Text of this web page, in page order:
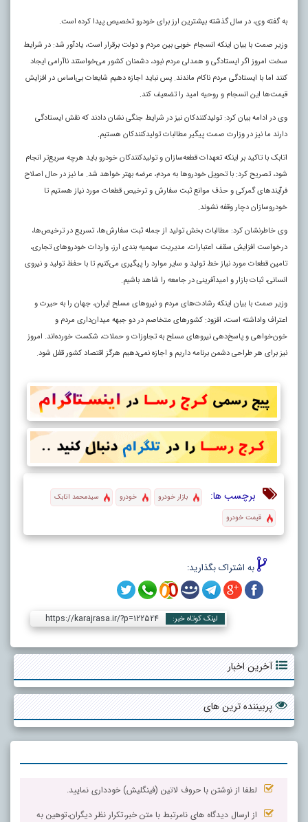
به گفته وی، در سال گذشته بیشترین ارز برای خودرو تخصیص پیدا کرده است.
وزیر صمت با بیان اینکه انسجام خوبی بین مردم و دولت برقرار است، یادآور شد: در شرایط
سخت امروز اگر ایستادگی و همدلی مردم نبود، دشمنان کشور می‌خواستند ناآرامی ایجاد
کنند اما با ایستادگی مردم ناکام ماندند. پس نباید اجازه دهیم شایعات بی‌اساس در افزایش
قیمت‌ها این انسجام و روحیه امید را تضعیف کند.
وی در ادامه بیان کرد: تولیدکنندکان نیز در شرایط جنگی نشان دادند که نقش ایستادگی
دارند ما نیز در وزارت صمت پیگیر مطالبات تولیدکنندکان هستیم.
اتابک با تاکید بر اینکه تعهدات قطعه‌سازان و تولیدکنندکان خودرو باید هرچه سریع‌تر انجام
شود، تصریح کرد: با تحویل خودروها به مردم، عرضه بهتر خواهد شد. ما نیز در حال اصلاح
فرآیندهای گمرکی و حذف موانع ثبت سفارش و ترخیص قطعات مورد نیاز هستیم تا
خودروسازان دچار وقفه نشوند.
وی خاطرنشان کرد: مطالبات بخش تولید از جمله ثبت سفارش‌ها، تسریع در ترخیص‌ها،
درخواست افزایش سقف اعتبارات، مدیریت سهمیه بندی ارز، واردات خودروهای تجاری،
تامین قطعات مورد نیاز خط تولید و سایر موارد را پیگیری می‌کنیم تا با حفظ تولید و نیروی
انسانی، ثبات بازار و امیدآفرینی در جامعه را شاهد باشیم.
وزیر صمت با بیان اینکه رشادت‌های مردم و نیروهای مسلح ایران، جهان را به حیرت و
اعتراف واداشته است، افزود: کشورهای متخاصم در دو جبهه میدان‌داری مردم و
خون‌خواهی و پاسخ‌دهی نیروهای مسلح به تجاوزات و حملات، شکست خورده‌اند. امروز
نیز برای هر طراحی دشمن برنامه داریم و اجازه نمی‌دهیم هرگز اقتصاد کشور قفل شود.
برچسب ها: بازار خودرو خودرو
سیدمحمد اتابک
قیمت خودرو
به اشتراک بگذارید:
لینک کوتاه خبر: https://karajrasa.ir/?p=122524
آخرین اخبار
پربیننده ترین های
لطفا از نوشتن با حروف لاتین (فینگلیش) خودداری نمایید.
از ارسال دیدگاه های نامرتبط با متن خبر،تکرار نظر دیگران،توهین به